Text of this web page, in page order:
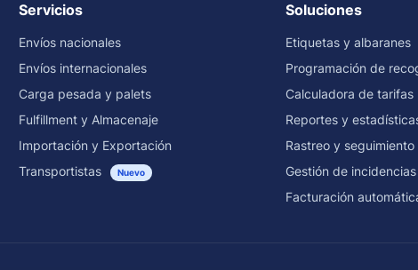
Servicios
Envíos nacionales
Envíos internacionales
Carga pesada y palets
Fulfillment y Almacenaje
Importación y Exportación
Transportistas
Nuevo
Soluciones
Etiquetas y albaranes
Programación de
Calculadora de tarifas
Reportes y
Rastreo y seguimiento
Gestión de incidencias
Facturación